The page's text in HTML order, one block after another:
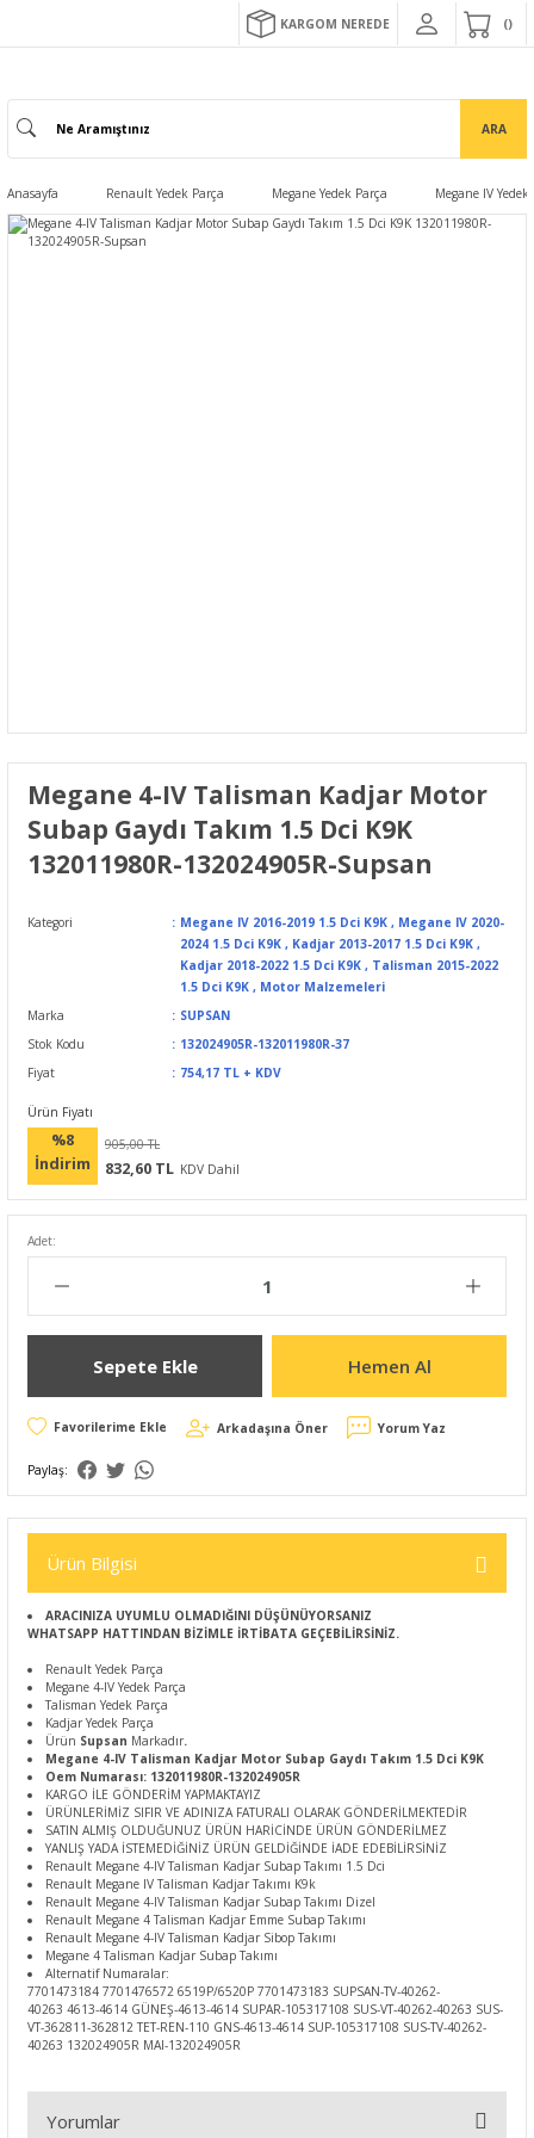
KARGOM NEREDE
ARA
Anasayfa Renault Yedek Parça Megane Yedek Parça Megane IV Yedek
Megane 4-IV Talisman Kadjar Motor
Subap Gaydı Takım 1.5 Dci K9K
132011980R-132024905R-Supsan
Kategori Megane IV 2016-2019 1.5 Dci K9K , Megane IV 2020-
2024 1.5 Dci K9K , Kadjar 2013-2017 1.5 Dci K9K ,
Kadjar 2018-2022 1.5 Dci K9K , Talisman 2015-2022
1.5 Dci K9K , Motor Malzemeleri
Marka
SUPSAN
Stok Kodu
132024905R-132011980R-37
Fiyat
754,17 TL + KDV
Ürün Fiyatı
%8
İndirim
905,00 TL
832,60 TL KDV Dahil
Adet:
Sepete Ekle Hemen Al
Arkadaşına Öner Yorum Yaz
Paylaş:
Ürün Bilgisi
ARACINIZA UYUMLU OLMADIĞINI DÜŞÜNÜYORSANIZ
WHATSAPP HATTINDAN BİZİMLE İRTİBATA GEÇEBİLİRSİNİZ.
Renault Yedek Parça
Megane 4-IV Yedek Parça
Talisman Yedek Parça
Kadjar Yedek Parça
Ürün Supsan Markadır.
Megane 4-IV Talisman Kadjar Motor Subap Gaydı Takım 1.5 Dci K9K
Oem Numarası: 132011980R-132024905R
KARGO İLE GÖNDERİM YAPMAKTAYIZ
ÜRÜNLERİMİZ SIFIR VE ADINIZA FATURALI OLARAK GÖNDERİLMEKTEDİR
SATIN ALMIŞ OLDUĞUNUZ ÜRÜN HARİCİNDE ÜRÜN GÖNDERİLMEZ
YANLIŞ YADA İSTEMEDİĞİNİZ ÜRÜN GELDİĞİNDE İADE EDEBİLİRSİNİZ
Renault Megane 4-IV Talisman Kadjar Subap Takımı 1.5 Dci
Renault Megane IV Talisman Kadjar Takımı K9k
Renault Megane 4-IV Talisman Kadjar Subap Takımı Dizel
Renault Megane 4 Talisman Kadjar Emme Subap Takımı
Renault Megane 4-IV Talisman Kadjar Sibop Takımı
Megane 4 Talisman Kadjar Subap Takımı
Alternatif Numaralar:
7701473184 7701476572 6519P/6520P 7701473183 SUPSAN-TV-40262-
40263 4613-4614 GÜNEŞ-4613-4614 SUPAR-105317108 SUS-VT-40262-40263 SUS-
VT-362811-362812 TET-REN-110 GNS-4613-4614 SUP-105317108 SUS-TV-40262-
40263 132024905R MAI-132024905R
Yorumlar